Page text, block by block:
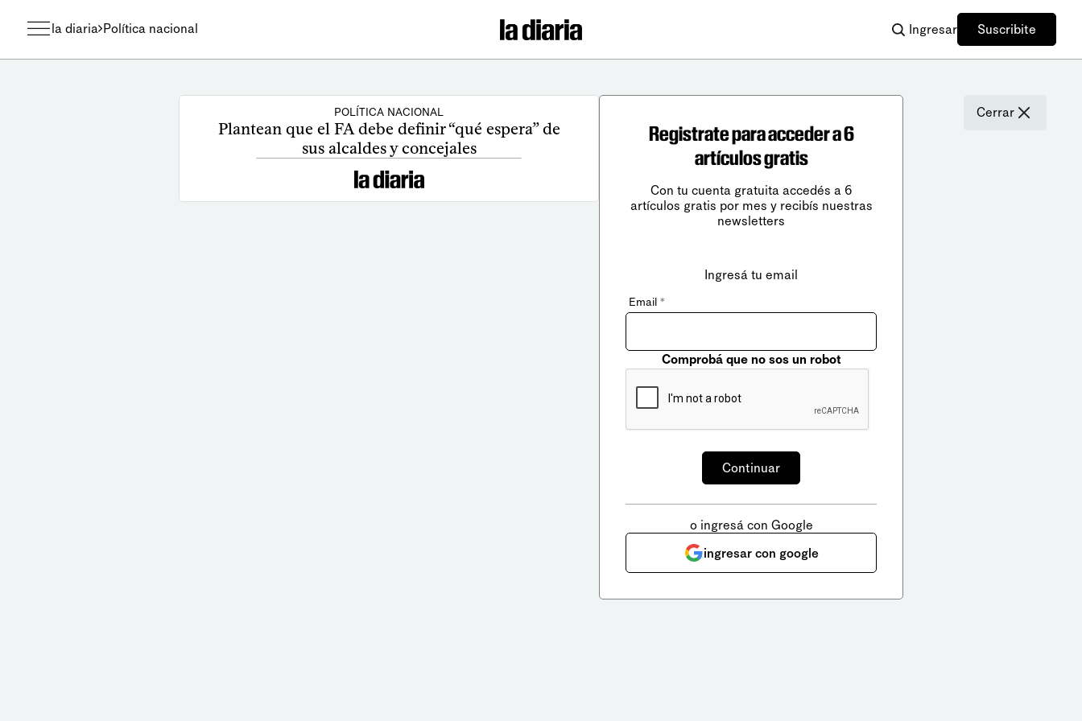
la diaria Política nacional Ingresar Suscribite
POLÍTICA NACIONAL
Plantean que el FA debe definir “qué espera” de
sus alcaldes y concejales
Cerrar
Registrate para acceder a 6
artículos gratis
Con tu cuenta gratuita accedés a 6
artículos gratis por mes y recibís nuestras
newsletters
Ingresá tu email
Email *
Comprobá que no sos un robot
o ingresá con Google
ingresar con google